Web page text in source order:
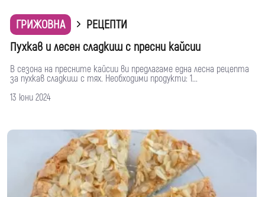
ГРИЖОВНА
РЕЦЕПТИ
Пухкав и лесен сладкиш с пресни кайсии
В сезона на пресните кайсии ви предлагаме една лесна рецепта
за пухкав сладкиш с тях. Необходими продукти: 1...
13 юни 2024